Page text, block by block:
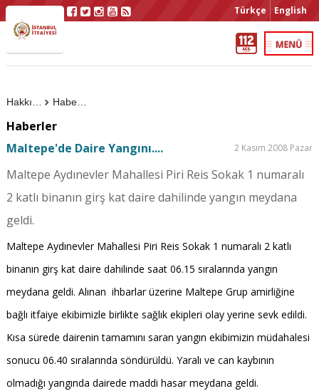
Türkçe English
Haberler
Haberler
Maltepe'de Daire Yangını....
2 Kasım 2008 Pazar
Maltepe Aydınevler Mahallesi Piri Reis Sokak 1 numaralı
2 katlı binanın girş kat daire dahilinde yangın meydana
geldi.
Maltepe Aydınevler Mahallesi Piri Reis Sokak 1 numaralı 2 katlı
binanın girş kat daire dahilinde saat 06.15 sıralarında yangın
meydana geldi. Alınan ihbarlar üzerine Maltepe Grup amirliğine
bağlı itfaiye ekibimizle birlikte sağlık ekipleri olay yerine sevk edildi.
Kısa sürede dairenin tamamını saran yangın ekibimizin müdahalesi
sonucu 06.40 sıralarında söndürüldü. Yaralı ve can kaybının
olmadığı yangında dairede maddi hasar meydana geldi.